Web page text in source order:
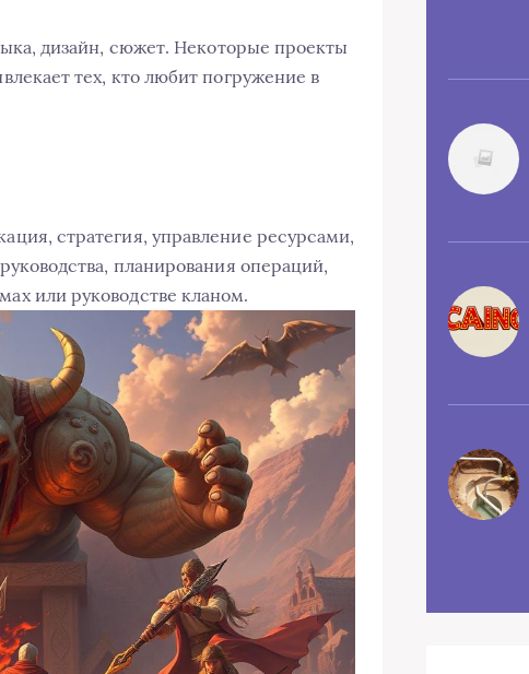
дизайн, сюжет. Некоторые проекты
тех, кто любит погружение в
стратегия, управление ресурсами,
планирования операций,
или руководстве кланом.